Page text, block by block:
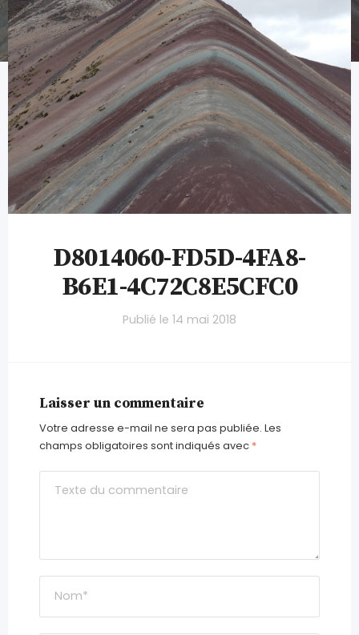
D8014060-FD5D-4FA8-
B6E1-4C72C8E5CFC0
Publié le 14 mai 2018
Laisser un commentaire
Votre adresse e-mail ne sera pas publiée. Les
champs obligatoires sont indiqués avec *